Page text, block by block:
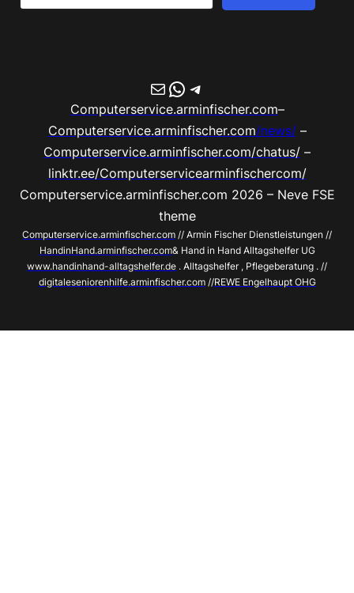
E-MailWhatsApp
Telegram
Computerservice.arminfischer.com–
Computerservice.arminfischer.com/news/–
Computerservice.arminfischer.com/chatus/ –
linktr.ee/Computerservicearminfischercom/
Computerservice.arminfischer.com 2026 – Neve FSE
theme
Computerservice.arminfischer.com // Armin Fischer Dienstleistungen //
HandinHand.arminfischer.com& Hand in Hand Alltagshelfer UG
www.handinhand-alltagshelfer.de . Alltagshelfer , Pflegeberatung . //
digitaleseniorenhilfe.arminfischer.com//REWE Engelhaupt OHG